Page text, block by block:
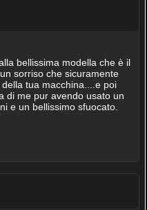
bellissima modella che è il
sorriso che sicuramente
tua macchina....e poi
di me pur avendo usato un
e un bellissimo sfuocato.